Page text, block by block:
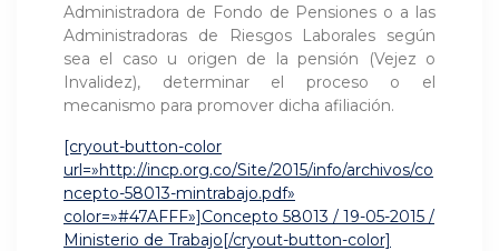
Administradora de Fondo de Pensiones o a las
Administradoras de Riesgos Laborales según
sea el caso u origen de la pensión (Vejez o
Invalidez), determinar el proceso o el
mecanismo para promover dicha afiliación.
[cryout-button-color
url=»http://incp.org.co/Site/2015/info/archivos/co
ncepto-58013-mintrabajo.pdf»
color=»#47AFFF»]Concepto 58013 / 19-05-2015 /
Ministerio de Trabajo[/cryout-button-color]